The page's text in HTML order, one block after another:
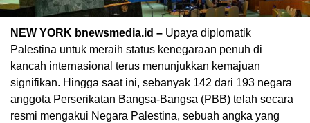
NEW YORK bnewsmedia.id – Upaya diplomatik
Palestina untuk meraih status kenegaraan penuh di
kancah internasional terus menunjukkan kemajuan
signifikan. Hingga saat ini, sebanyak 142 dari 193 negara
anggota Perserikatan Bangsa-Bangsa (PBB) telah secara
resmi mengakui Negara Palestina, sebuah angka yang